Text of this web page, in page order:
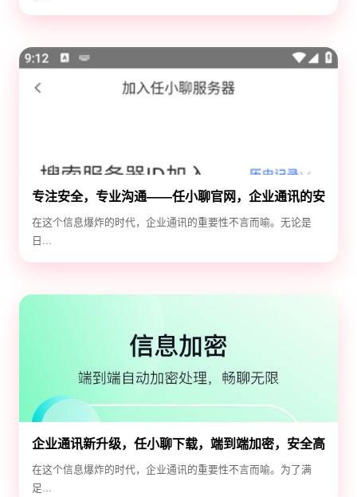
专注安全，专业沟通——任小聊官网，企业通讯的安
全守护神
在这个信息爆炸的时代，企业通讯的重要性不言而喻。无论是
日...
企业通讯新升级，任小聊下载，端到端加密，安全高
效！
在这个信息爆炸的时代，企业通讯的重要性不言而喻。为了满
足...